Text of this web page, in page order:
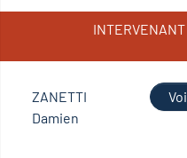
INTERVENANT
ZANETTI
Damien